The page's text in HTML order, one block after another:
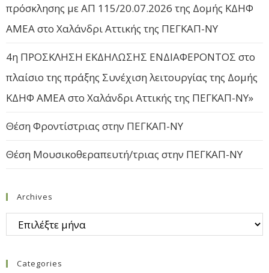
πρόσκλησης με ΑΠ 115/20.07.2026 της Δομής ΚΔΗΦ
ΑΜΕΑ στο Χαλάνδρι Αττικής της ΠΕΓΚΑΠ-ΝΥ
4η ΠΡΟΣΚΛΗΣΗ ΕΚΔΗΛΩΣΗΣ ΕΝΔΙΑΦΕΡΟΝΤΟΣ στο
πλαίσιο της πράξης Συνέχιση λειτουργίας της Δομής
ΚΔΗΦ ΑΜΕΑ στο Χαλάνδρι Αττικής της ΠΕΓΚΑΠ-ΝΥ»
Θέση Φροντίστριας στην ΠΕΓΚΑΠ-ΝΥ
Θέση Μουσικοθεραπευτή/τριας στην ΠΕΓΚΑΠ-ΝΥ
Archives
Categories